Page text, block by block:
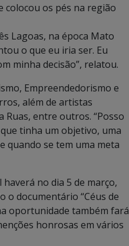
colocou os pés na região
Lagoas, na época Mato
o que eu iria ser. Eu
minha decisão”, relatou.
Empreendedorismo e
além de artistas
Ruas, entre outros. “Posso
tinha um objetivo, uma
quando se tem uma meta
haverá no dia 5 de março,
o documentário “Céus de
oportunidade também fará
honrosas em vários